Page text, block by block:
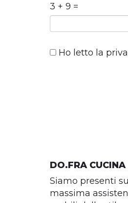
3 + 9 =
Ho letto la
DO.FRA
Siamo presenti
massima